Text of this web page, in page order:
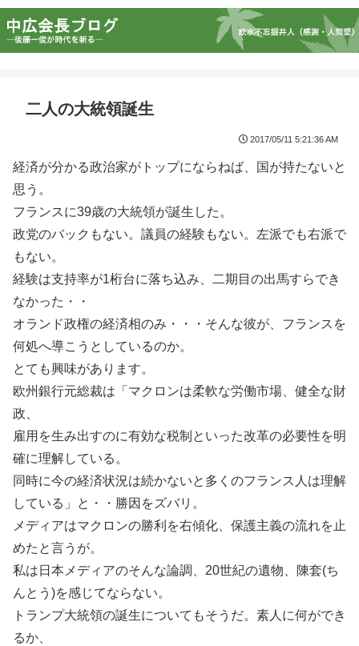
二人の大統領誕生
2017/05/11 5:21:36 AM
経済が分かる政治家がトップにならねば、国が持たないと
思う。
フランスに39歳の大統領が誕生した。
政党のバックもない。議員の経験もない。左派でも右派で
もない。
経験は支持率が1桁台に落ち込み、二期目の出馬すらでき
なかった・・
オランド政権の経済相のみ・・・そんな彼が、フランスを
何処へ導こうとしているのか。
とても興味があります。
欧州銀行元総裁は「マクロンは柔軟な労働市場、健全な財
政、
雇用を生み出すのに有効な税制といった改革の必要性を明
確に理解している。
同時に今の経済状況は続かないと多くのフランス人は理解
している」と・・勝因をズバリ。
メディアはマクロンの勝利を右傾化、保護主義の流れを止
めたと言うが。
私は日本メディアのそんな論調、20世紀の遺物、陳套(ち
んとう)を感じてならない。
トランプ大統領の誕生についてもそうだ。素人に何ができ
るか、